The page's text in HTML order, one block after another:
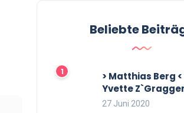
Beliebte
> Matthias Berg
Yvette
27 Juni 2020